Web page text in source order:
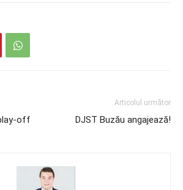
off
Articolul următor
DJST Buzău angajează!